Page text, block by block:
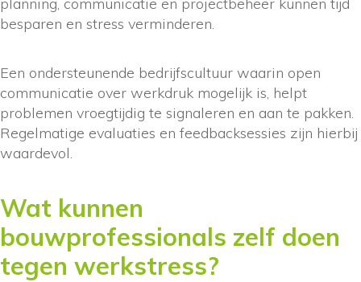
besparen en stress verminderen.
Een ondersteunende bedrijfscultuur waarin open
communicatie over werkdruk mogelijk is, helpt
problemen vroegtijdig te signaleren en aan te pakken.
Regelmatige evaluaties en feedbacksessies zijn hierbij
waardevol.
Wat kunnen
bouwprofessionals zelf doen
tegen werkstress?